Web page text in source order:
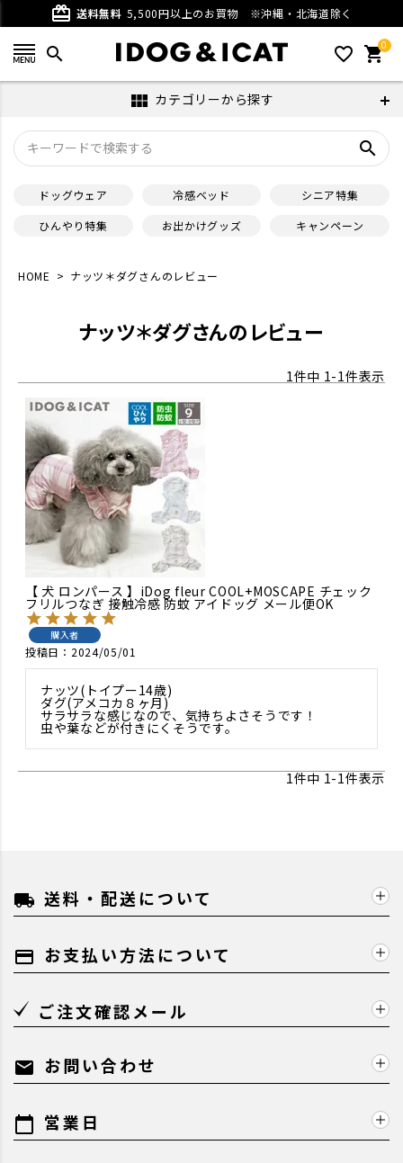
card_giftcard 送料無料 5,500円以上のお買物 ※沖縄・北海道除く
search favorite_outline 0
shopping_cart
view_module カテゴリーから探す
search
ドッグウェア 冷感ベッド
シニア特集
ひんやり特集
お出かけグッズ キャンペーン
HOME ナッツ＊ダグさんのレビュー
ナッツ＊ダグさんのレビュー
1件中 1-1件表示
【 犬 ロンパース 】iDog fleur COOL+MOSCAPE チェック
フリルつなぎ 接触冷感 防蚊 アイドッグ メール便OK
購入者
投稿日 2024/05/01
ナッツ(トイプー14歳)
ダグ(アメコカ８ヶ月)
サラサラな感じなので、気持ちよさそうです！
1件中 1-1件表示
local_shipping 送料・配送について
payment お支払い方法について
ご注文確認メール
mail お問い合わせ
calendar_today 営業日